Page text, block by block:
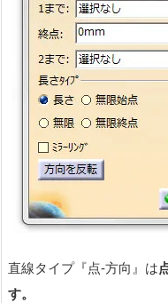
直線タイプ『点-方向』は
す。